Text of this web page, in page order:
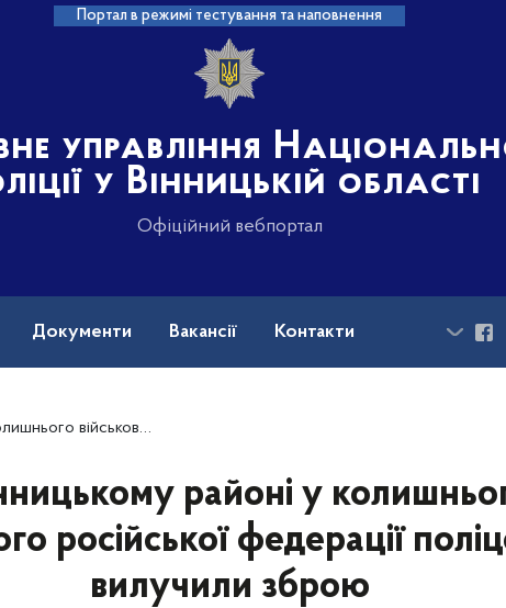
Портал в режимі тестування та наповнення
управління
у Вінницькій області
Офіційний вебпортал
Документи Вакансії Контакти
федерації поліцейські вилучили зброю
районі у
російської федерації
вилучили зброю